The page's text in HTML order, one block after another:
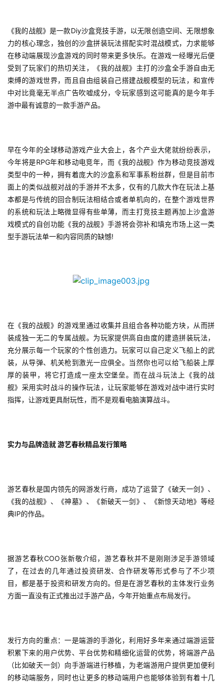
首
页
游
茶
界
手
戏
单
机
休
闲
游
戏
《我的战舰》是一款Diy沙盒竞技手游，以无限创造空间、无限想象
力的核心理念，独创的沙盒拼装玩法搭配实时混战模式，力求能够
在移动端展现沙盒游戏的同时带来更多快乐。在游戏一经曝光后便
受到了玩家们的热切关注，《我的战舰》主打的沙盒全手游自由无
束缚的游戏世界，而且自由组装自己搭建战舰模型的玩法，和宣传
中对比竟毫无半点广告吹嘘成分，令玩家感到这可能真的是今年手
游中最有诚意的一款手游产品。
早在今年的全球移动游戏产业大会上，各个产业大佬就纷纷表示，
今年将是RPG年和移动电竞年，而《我的战舰》作为移动竞技游戏
类型中的一种，拥有着庞大的沙盒系和军事系粉丝群，但是目前市
面上的类似战舰对战的手游并不太多，仅有的几款大作在玩法上基
本都是与传统的回合制玩法相结合或者单机向的，在整个游戏世界
的系统和玩法上略微显得有些单薄，而主打竞技主题再加上沙盒游
戏模式的自创功能《我的战舰》手游将会弥补和填充市场上这一类
型手游玩法单一和内容同质的缺憾!
在《我的战舰》的游戏里通过收集并且组合各种功能方块，从而拼
装成独一无二的专属战舰。为玩家提供高自由度的建造拼装玩法，
充分展示每一个玩家的个性创造力。玩家可以自己定义飞船上的武
装，从导弹、机关枪到激光一应俱全。当然你也可以给飞船装上厚
厚的装甲，将它打造成一座太空堡垒。而在战斗玩法上《我的战
舰》采用实时战斗的操作玩法，让玩家能够在游戏对战中进行实时
指挥，让游戏更具耐玩性，而不是观看电脑演算战斗。
实力与品牌造就 游艺春秋精品发行策略
游艺春秋是国内领先的网游发行商，成功了运营了《破天一剑》、
《我的战舰》、《神墓》、《新破天一剑》、《新惊天动地》等经
典IP的作品。
据游艺春秋COO张新敬介绍，游艺春秋并不是刚刚涉足手游领域
了，在过去的几年通过投资研发、合作研发等形式参与了不少项
目，都是基于投资和研发方向的。但是在游艺春秋的主体发行业务
方面一直没有正式推出过手游产品，今年开始重点布局发行。
发行方向的重点：一是端游的手游化，利用好多年来通过端游运营
积累下来的用户优势、平台优势和精细化运营的优势，将端游产品
（比如破天一剑）向手游端进行移植，为老端游用户提供更加便利
的移动端服务，同时也让更多的移动端用户也能够体验到有着十几